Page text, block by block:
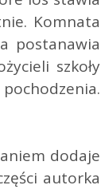
Komnata
postanawia
szkoły
dodaje
autorka